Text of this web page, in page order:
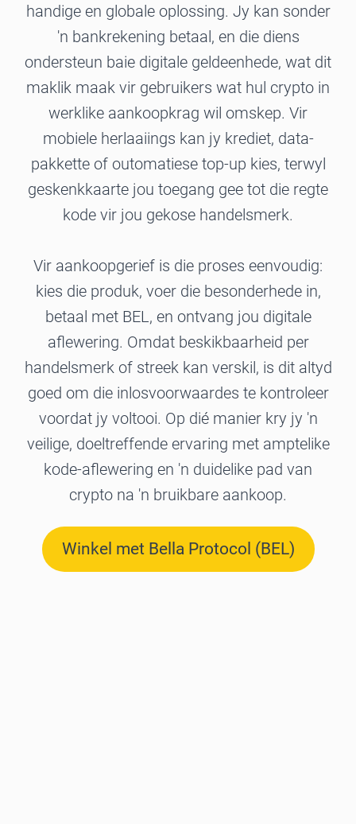
handige en globale oplossing. Jy kan sonder
'n bankrekening betaal, en die diens
ondersteun baie digitale geldeenhede, wat dit
maklik maak vir gebruikers wat hul crypto in
werklike aankoopkrag wil omskep. Vir
mobiele herlaaiings kan jy krediet, data-
pakkette of outomatiese top-up kies, terwyl
geskenkkaarte jou toegang gee tot die regte
kode vir jou gekose handelsmerk.
Vir aankoopgerief is die proses eenvoudig:
kies die produk, voer die besonderhede in,
betaal met BEL, en ontvang jou digitale
aflewering. Omdat beskikbaarheid per
handelsmerk of streek kan verskil, is dit altyd
goed om die inlosvoorwaardes te kontroleer
voordat jy voltooi. Op dié manier kry jy 'n
veilige, doeltreffende ervaring met amptelike
kode-aflewering en 'n duidelike pad van
crypto na 'n bruikbare aankoop.
Winkel met Bella Protocol (BEL)